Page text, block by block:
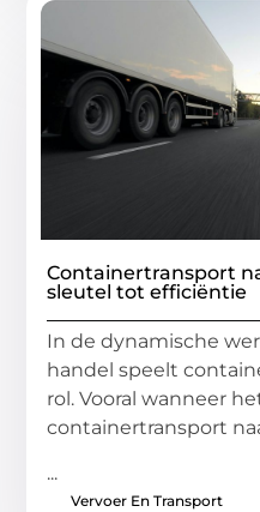
Containertransport
sleutel tot efficiëntie
In de dynamische
handel speelt
rol. Vooral wanneer
containertransport
...
Vervoer En Transport